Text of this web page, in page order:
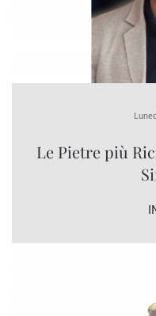
Le Pietre più